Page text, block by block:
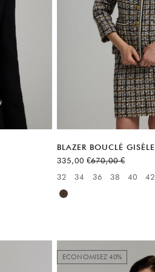
BLAZER BOUCLÉ GISÈLE
Prix de vente
335,00 €Prix normal
670,00 €
Available sizes:
32 34 36 38 40 42
Marron
ECONOMISEZ 40%